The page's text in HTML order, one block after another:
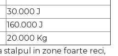
30.000 J
160.000 J
20.000 Kg
stalpul in zone foarte reci,